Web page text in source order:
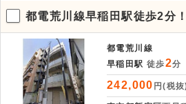
都電荒川線早稲田駅徒歩2分
階店舗事務所。軽飲食可能
都電荒川線
早稲田駅 徒歩2分
242,000 円(税抜